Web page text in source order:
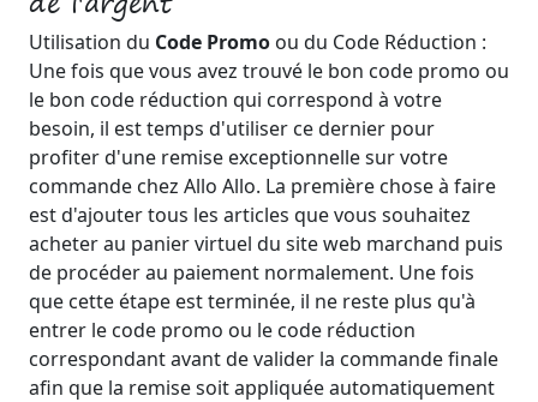
Utilisation du Code Promo ou du Code Réduction :
Une fois que vous avez trouvé le bon code promo ou
le bon code réduction qui correspond à votre
besoin, il est temps d'utiliser ce dernier pour
profiter d'une remise exceptionnelle sur votre
commande chez Allo Allo. La première chose à faire
est d'ajouter tous les articles que vous souhaitez
acheter au panier virtuel du site web marchand puis
de procéder au paiement normalement. Une fois
que cette étape est terminée, il ne reste plus qu'à
entrer le code promo ou le code réduction
correspondant avant de valider la commande finale
afin que la remise soit appliquée automatiquement